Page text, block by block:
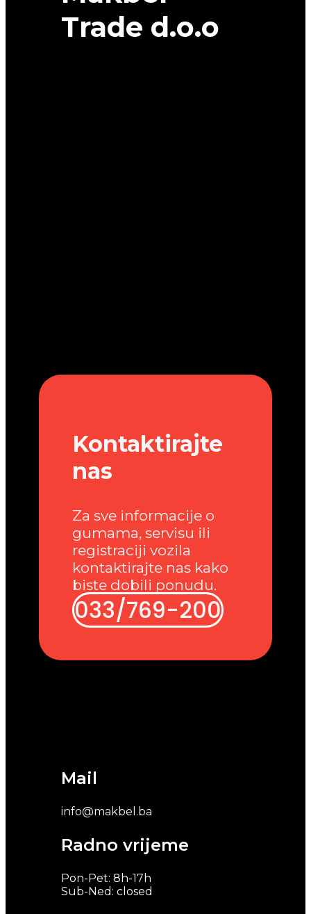
Trade d.o.o
Mail
info@makbel.ba
Radno vrijeme
Pon-Pet: 8h-17h
Sub-Ned: closed
Kontaktirajte
nas
Za sve informacije o
gumama, servisu ili
registraciji vozila
kontaktirajte nas kako
biste dobili ponudu.
033/769-200